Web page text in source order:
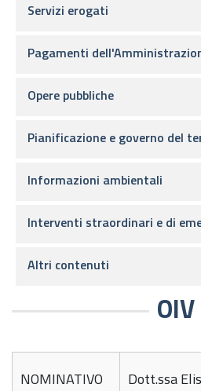
OIV
NOMINATIVO Dott.ssa
Servizi erogati
Pagamenti
Opere pubbliche
Pianificazione e governo del
Informazioni ambientali
Interventi straordinari e di
Altri contenuti